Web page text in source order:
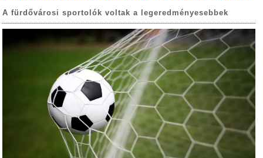
A fürdővárosi sportolók voltak a legeredményesebbek